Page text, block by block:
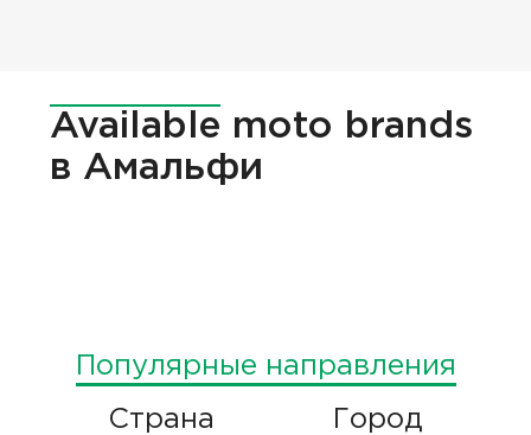
Available moto brands
в Амальфи
Популярные направления
Страна Город